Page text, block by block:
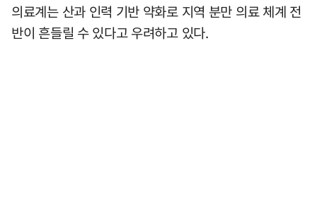
의료계는 산과 인력 기반 약화로 지역 분만 의료 체계 전
반이 흔들릴 수 있다고 우려하고 있다.